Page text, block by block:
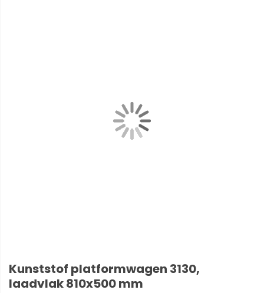
Kunststof platformwagen 3130,
laadvlak 810x500 mm